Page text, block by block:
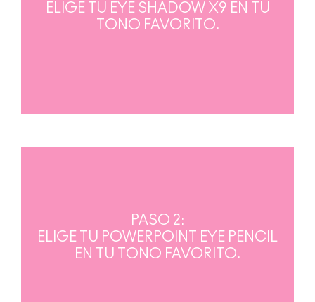
ELIGE TU EYE SHADOW X9 EN TU
TONO FAVORITO.
PASO 2:
ELIGE TU POWERPOINT EYE PENCIL
EN TU TONO FAVORITO.